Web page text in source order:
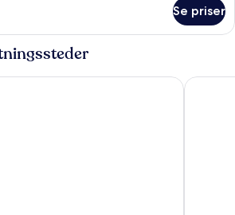
Se priser
Milling